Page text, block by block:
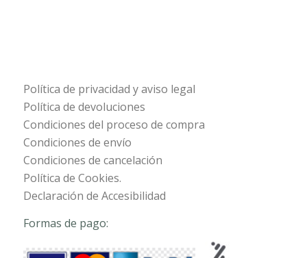
Política de privacidad y aviso legal
Política de devoluciones
Condiciones del proceso de compra
Condiciones de envío
Condiciones de cancelación
Política de Cookies.
Declaración de Accesibilidad
Formas de pago: